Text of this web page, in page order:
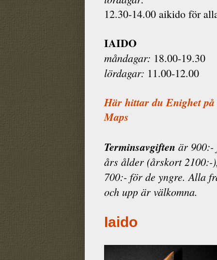
12.30-14.00 aikido för
IAIDO
måndagar: 18.00-19.30
lördagar: 11.00-12.00
Här hittar du Enighet på
Maps
Terminsavgiften är 900:-
års ålder (årskort 2100:-
700:- för de yngre. Alla
och upp är välkomna.
Iaido